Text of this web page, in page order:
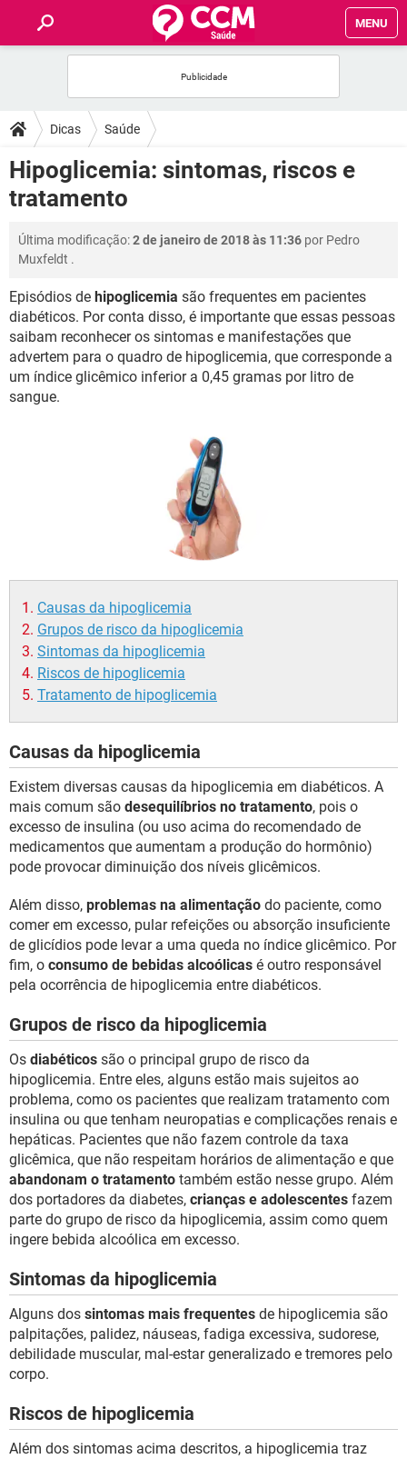
MENU
FÓRUM
SAÚDE
FAMÍLIA
NUTRIÇÃO
BEM-ESTAR
SEXUALIDADE
GLOSSÁRIO
Dicas Saúde
Hipoglicemia: sintomas, riscos e
tratamento
Última modificação:2 de janeiro de 2018 às 11:36 por Pedro
Muxfeldt .
Episódios de hipoglicemia são frequentes em pacientes
diabéticos. Por conta disso, é importante que essas pessoas
saibam reconhecer os sintomas e manifestações que
advertem para o quadro de hipoglicemia, que corresponde a
um índice glicêmico inferior a 0,45 gramas por litro de
sangue.
Causas da hipoglicemia
Grupos de risco da hipoglicemia
Sintomas da hipoglicemia
Riscos de hipoglicemia
Tratamento de hipoglicemia
Causas da hipoglicemia
Existem diversas causas da hipoglicemia em diabéticos. A
mais comum são desequilíbrios no tratamento, pois o
excesso de insulina (ou uso acima do recomendado de
medicamentos que aumentam a produção do hormônio)
pode provocar diminuição dos níveis glicêmicos.
Além disso, problemas na alimentação do paciente, como
comer em excesso, pular refeições ou absorção insuficiente
de glicídios pode levar a uma queda no índice glicêmico. Por
fim, o consumo de bebidas alcoólicas é outro responsável
pela ocorrência de hipoglicemia entre diabéticos.
Grupos de risco da hipoglicemia
Os diabéticos são o principal grupo de risco da
hipoglicemia. Entre eles, alguns estão mais sujeitos ao
problema, como os pacientes que realizam tratamento com
insulina ou que tenham neuropatias e complicações renais e
hepáticas. Pacientes que não fazem controle da taxa
glicêmica, que não respeitam horários de alimentação e que
abandonam o tratamento também estão nesse grupo. Além
dos portadores da diabetes, crianças e adolescentes fazem
parte do grupo de risco da hipoglicemia, assim como quem
ingere bebida alcoólica em excesso.
Sintomas da hipoglicemia
Alguns dos sintomas mais frequentes de hipoglicemia são
palpitações, palidez, náuseas, fadiga excessiva, sudorese,
debilidade muscular, mal-estar generalizado e tremores pelo
corpo.
Riscos de hipoglicemia
Além dos sintomas acima descritos, a hipoglicemia traz